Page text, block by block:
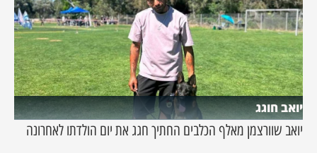
יואב חוגג
יואב שוורצמן מאלף הכלבים החתיך חגג את יום הולדתו לאחרונה